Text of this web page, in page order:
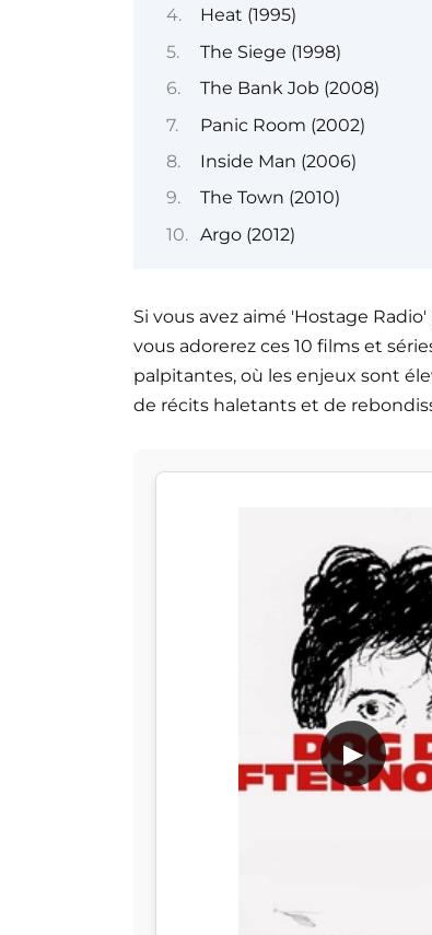
Heat (1995)
The Siege (1998)
The Bank Job (2008)
Panic Room (2002)
Inside Man (2006)
The Town (2010)
Argo (2012)
Si vous avez aimé 'Hostage
vous adorerez ces 10 films et
palpitantes, où les enjeux sont
de récits haletants et de
▶